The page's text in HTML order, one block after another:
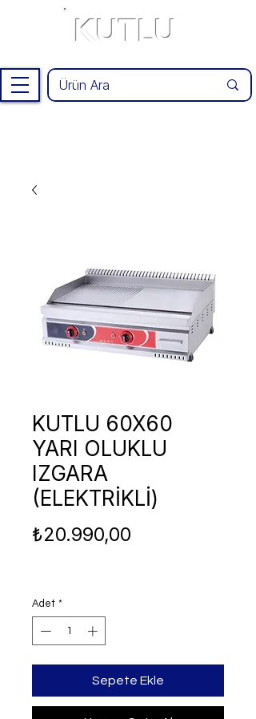
KUTLU
KUTLU 60X60
YARI OLUKLU
IZGARA
(ELEKTRİKLİ)
₺20.990,00
Adet *
Sepete Ekle